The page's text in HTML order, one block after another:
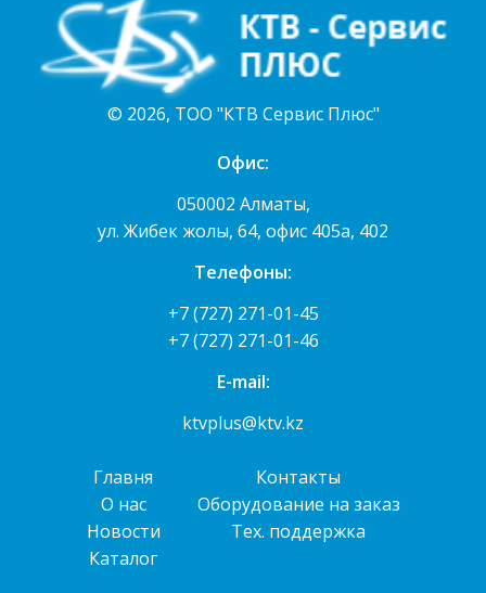
© 2026, ТОО "КТВ Сервис Плюс"
Офис:
050002 Алматы,
ул. Жибек жолы, 64, офис 405а, 402
Телефоны:
+7 (727) 271-01-45
+7 (727) 271-01-46
E-mail:
ktvplus@ktv.kz
Главня
О нас
Новости
Каталог
Контакты
Оборудование на заказ
Тех. поддержка